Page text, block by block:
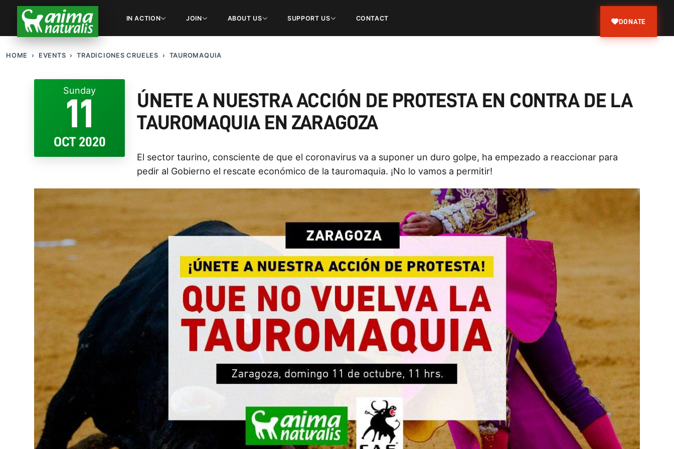
IN ACTION JOIN ABOUT US SUPPORT US CONTACT DONATE
HOME EVENTS TRADICIONES CRUELES TAUROMAQUIA
Sunday
11
OCT 2020
ÚNETE A NUESTRA ACCIÓN DE PROTESTA EN CONTRA DE LA
TAUROMAQUIA EN ZARAGOZA
El sector taurino, consciente de que el coronavirus va a suponer un duro golpe, ha empezado a reaccionar para
pedir al Gobierno el rescate económico de la tauromaquia. ¡No lo vamos a permitir!